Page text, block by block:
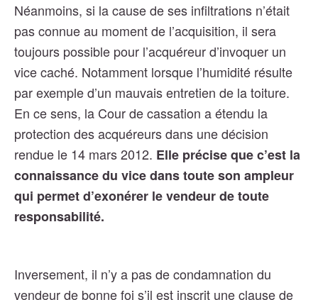
Néanmoins, si la cause de ses infiltrations n’était
pas connue au moment de l’acquisition, il sera
toujours possible pour l’acquéreur d’invoquer un
vice caché. Notamment lorsque l’humidité résulte
par exemple d’un mauvais entretien de la toiture.
En ce sens, la Cour de cassation a étendu la
protection des acquéreurs dans une décision
rendue le 14 mars 2012. Elle précise que c’est la
connaissance du vice dans toute son ampleur
qui permet d’exonérer le vendeur de toute
responsabilité.
Inversement, il n’y a pas de condamnation du
vendeur de bonne foi s’il est inscrit une clause de